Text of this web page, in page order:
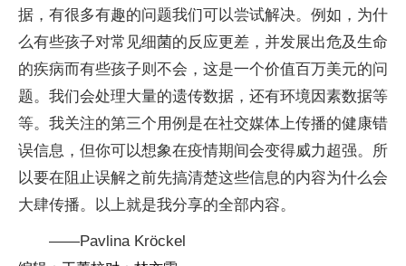
据，有很多有趣的问题我们可以尝试解决。例如，为什
么有些孩子对常见细菌的反应更差，并发展出危及生命
的疾病而有些孩子则不会，这是一个价值百万美元的问
题。我们会处理大量的遗传数据，还有环境因素数据等
等。我关注的第三个用例是在社交媒体上传播的健康错
误信息，但你可以想象在疫情期间会变得威力超强。所
以要在阻止误解之前先搞清楚这些信息的内容为什么会
大肆传播。以上就是我分享的全部内容。
——Pavlina Kröckel